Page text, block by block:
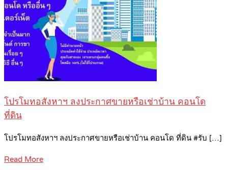
โปรโมทอสังหาฯ ลงประกาศขายหรือเช่าบ้าน คอนโด
ที่ดิน
โปรโมทอสังหาฯ ลงประกาศขายหรือเช่าบ้าน คอนโด ที่ดิน #รับ […]
Read More